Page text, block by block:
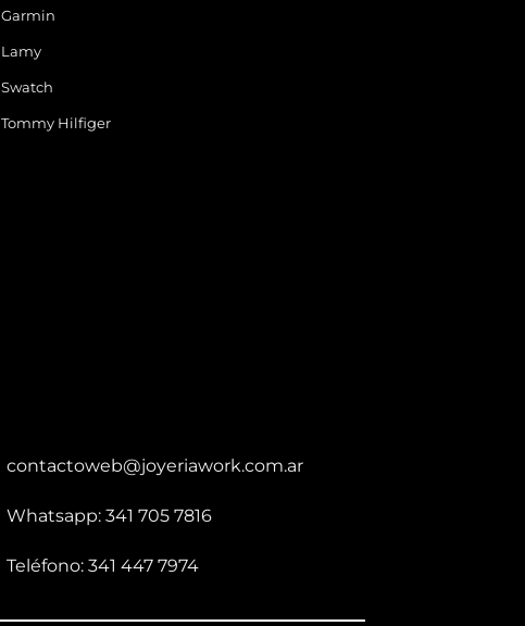
Garmin
Lamy
Swatch
Tommy Hilfiger
contactoweb@joyeriawork.com.ar
Whatsapp: 341 705 7816
Teléfono: 341 447 7974